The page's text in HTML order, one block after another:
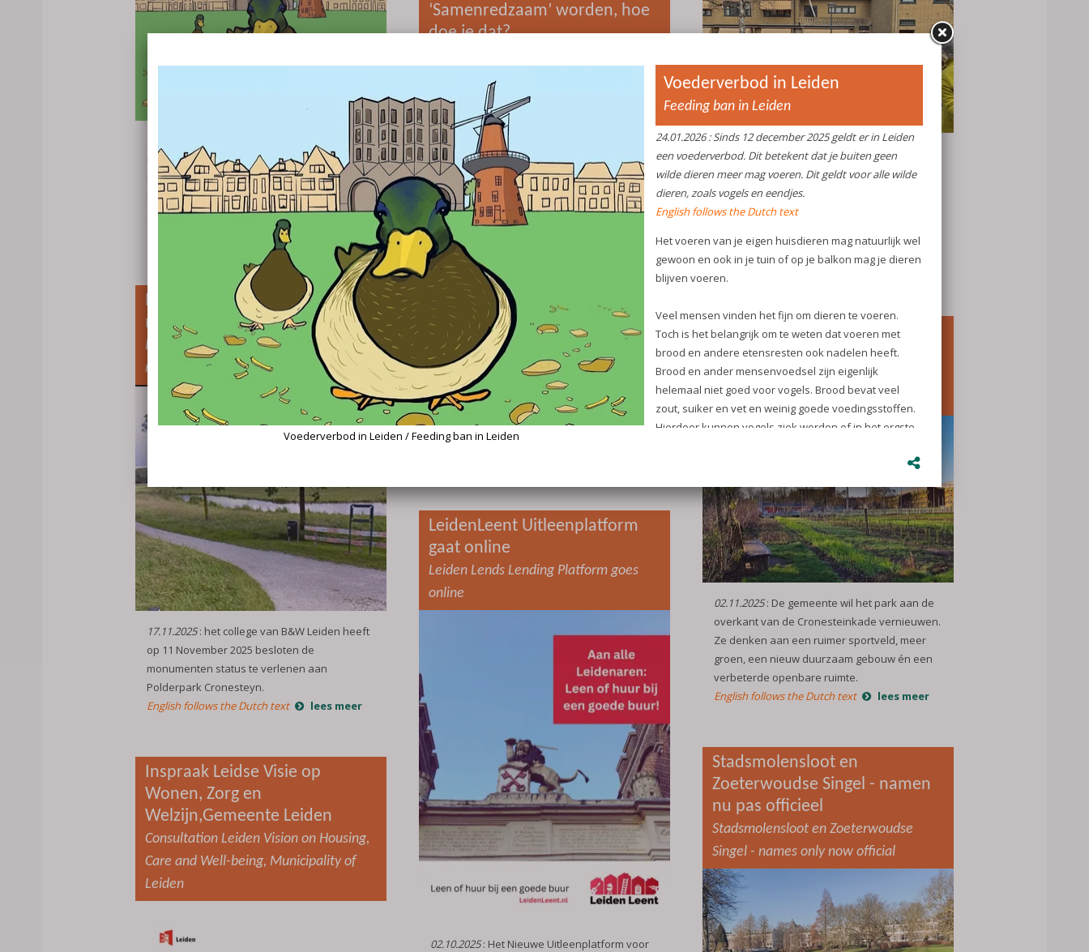
19.03.2026 : De jaarlijkse herdenking van de
wegvoering van de kinderen met hun
verzorgers uit het Joods Weeshuis aan de
Roodenburgerstraat (nu een
indrukwekkend.
English follows the Dutch text
lees meer
: Sinds 12 december 2025 geldt er in
Leiden een voederverbod. Dit betekent dat je
buiten geen wilde dieren meer mag voeren.
Dit geldt voor alle wilde dieren, zoals vogels
en eendjes.
English follows the Dutch text
‘Samenredzaam’ worden, hoe
doe je dat?
15.12.2025: Het is regelmatig in het nieuws:
maatschappelijke weerbaarheid. Tussen 25
november en 10 januari 2026 krijgen 8,5
miljoen huishoudens het informatieboekje
‘Bereid je voor op een noodsituatie
Polderpark Cronesteyn krijgt
monumentenstatus
Polderpark Cronesteyn given
monument status
17.11.2025: het college van B&W Leiden heeft
op 11 November 2025 besloten de
monumenten status te verlenen aan
Polderpark Cronesteyn.
English follows the Dutch text
lees meer
Plan vernieuwing buurtpark
Cronesteinkade richting raad
Cronesteinkade Neighborhood Park
Renovation Plan Presented to Council
02.11.2025: De gemeente wil het park aan de
overkant van de Cronesteinkade vernieuwen.
Ze denken aan een ruimer sportveld, meer
groen, een nieuw duurzaam gebouw én een
verbeterde openbare ruimte.
English follows the Dutch text
lees meer
LeidenLeent Uitleenplatform
gaat online
Leiden Lends Lending Platform goes
online
02.10.2025: Het Nieuwe Uitleenplatform voor
Stadsmolensloot en
Zoeterwoudse Singel - namen
nu pas officieel
Stadsmolensloot en Zoeterwoudse
Singel - names only now official
Inspraak Leidse Visie op
Wonen, Zorg en
Welzijn,Gemeente Leiden
Consultation Leiden Vision on Housing,
Care and Well-being, Municipality of
Leiden